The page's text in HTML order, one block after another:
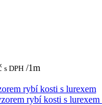
s DPH /1m
rybí kosti s lurexem